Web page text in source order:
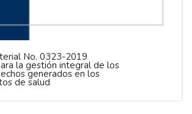
No. 0323-2019
la gestión integral de los
generados en los
de salud